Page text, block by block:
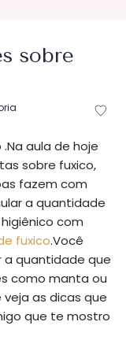
sobre
aula de hoje
sobre fuxico,
fazem com
a quantidade
com
fuxico.Você
a quantidade que
como manta ou
as dicas que
que te mostro